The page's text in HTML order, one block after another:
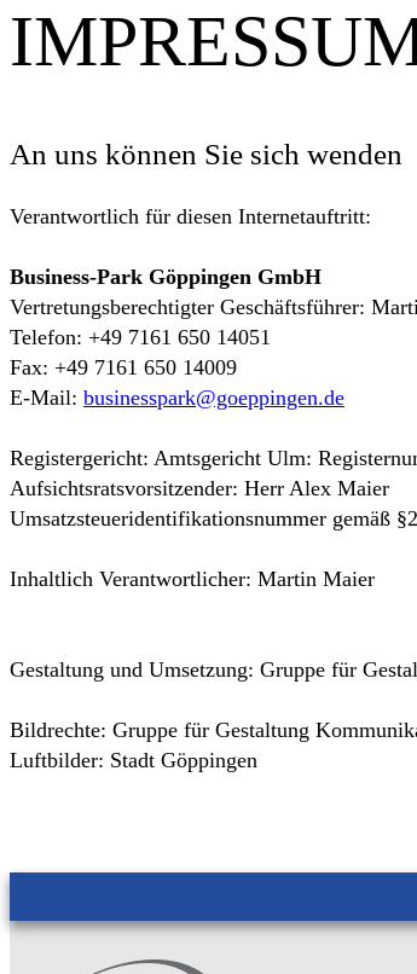
An uns können Sie sich wenden
Verantwortlich für diesen Internetauftritt:
Business-Park Göppingen GmbH
Vertretungsberechtigter Geschäftsführer:
Telefon: +49 7161 650 14051
Fax: +49 7161 650 14009
E-Mail: businesspark@goeppingen.de
Registergericht: Amtsgericht Ulm:
Aufsichtsratsvorsitzender: Herr Alex Maier
Umsatzsteueridentifikationsnummer gemäß
Inhaltlich Verantwortlicher: Martin Maier
Gestaltung und Umsetzung: Gruppe für
Bildrechte: Gruppe für Gestaltung
Luftbilder: Stadt Göppingen